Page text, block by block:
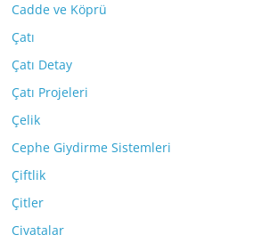
Cadde ve Köprü
Çatı
Çatı Detay
Çatı Projeleri
Çelik
Cephe Giydirme Sistemleri
Çiftlik
Çitler
Civatalar